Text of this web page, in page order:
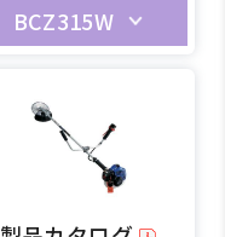
BCZ315W